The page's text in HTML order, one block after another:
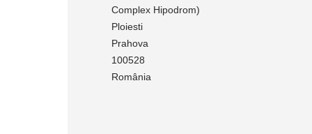
Complex Hipodrom)
Ploiesti
Prahova
100528
România